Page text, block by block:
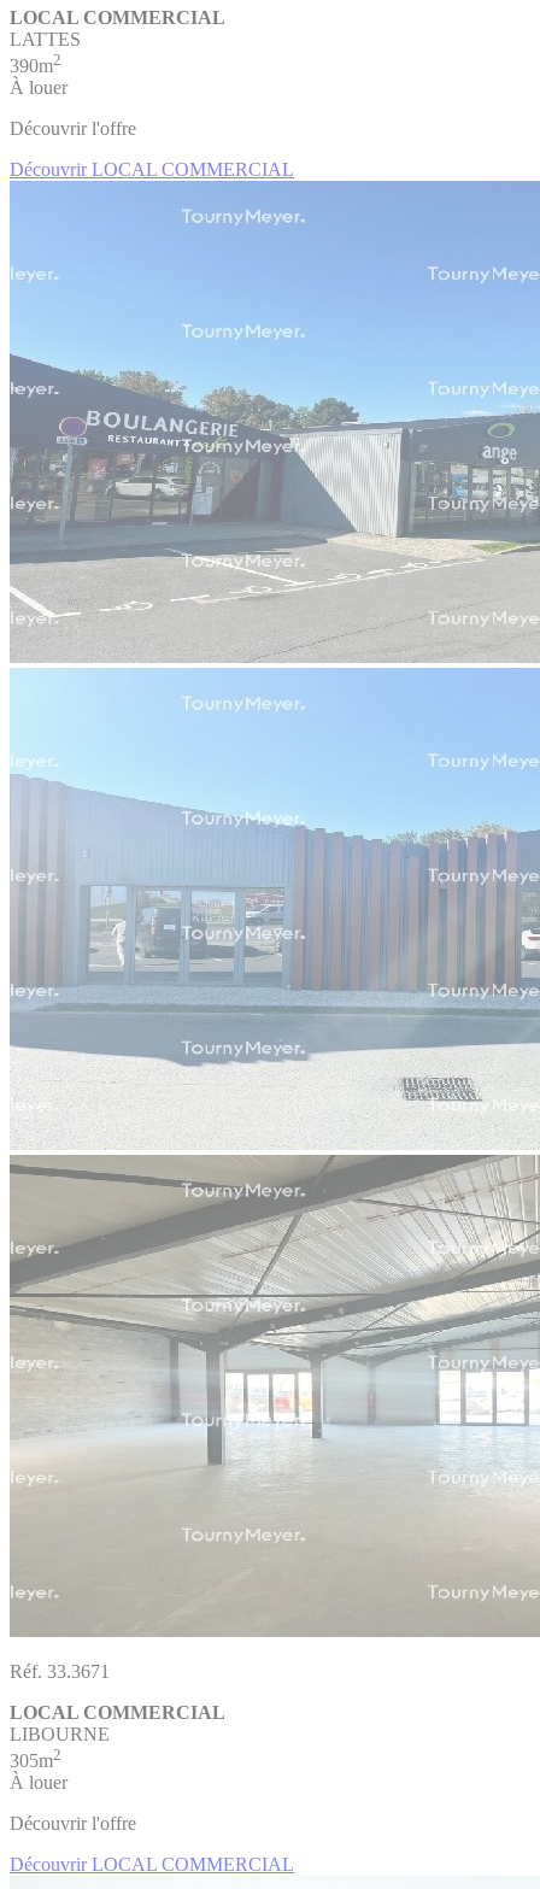
LOCAL COMMERCIAL
LATTES
390m2
À louer
Découvrir l'offre
Découvrir LOCAL COMMERCIAL
Réf. 33.3671
LOCAL COMMERCIAL
LIBOURNE
305m2
À louer
Découvrir l'offre
Découvrir LOCAL COMMERCIAL